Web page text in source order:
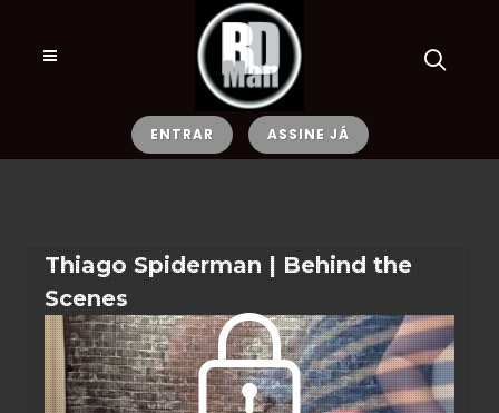
ENTRAR ASSINE JÁ
Thiago Spiderman | Behind the
Scenes